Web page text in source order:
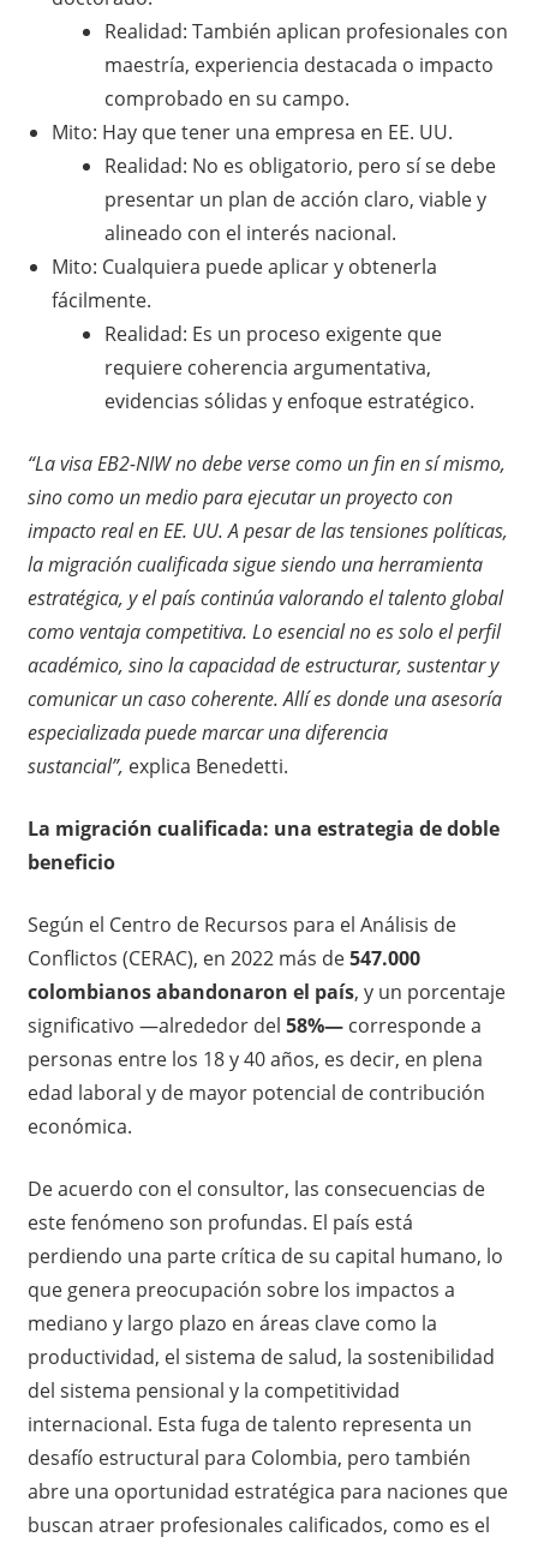
Realidad: También aplican profesionales con
maestría, experiencia destacada o impacto
comprobado en su campo.
Mito: Hay que tener una empresa en EE. UU.
Realidad: No es obligatorio, pero sí se debe
presentar un plan de acción claro, viable y
alineado con el interés nacional.
Mito: Cualquiera puede aplicar y obtenerla
fácilmente.
Realidad: Es un proceso exigente que
requiere coherencia argumentativa,
evidencias sólidas y enfoque estratégico.
“La visa EB2-NIW no debe verse como un fin en sí mismo,
sino como un medio para ejecutar un proyecto con
impacto real en EE. UU. A pesar de las tensiones políticas,
la migración cualificada sigue siendo una herramienta
estratégica, y el país continúa valorando el talento global
como ventaja competitiva. Lo esencial no es solo el perfil
académico, sino la capacidad de estructurar, sustentar y
comunicar un caso coherente. Allí es donde una asesoría
especializada puede marcar una diferencia
sustancial”, explica Benedetti.
La migración cualificada: una estrategia de doble
beneficio
Según el Centro de Recursos para el Análisis de
Conflictos (CERAC), en 2022 más de547.000
colombianos abandonaron el país, y un porcentaje
significativo —alrededor del 58%—corresponde a
personas entre los 18 y 40 años, es decir, en plena
edad laboral y de mayor potencial de contribución
económica.
De acuerdo con el consultor, las consecuencias de
este fenómeno son profundas. El país está
perdiendo una parte crítica de su capital humano, lo
que genera preocupación sobre los impactos a
mediano y largo plazo en áreas clave como la
productividad, el sistema de salud, la sostenibilidad
del sistema pensional y la competitividad
internacional. Esta fuga de talento representa un
desafío estructural para Colombia, pero también
abre una oportunidad estratégica para naciones que
buscan atraer profesionales calificados, como es el